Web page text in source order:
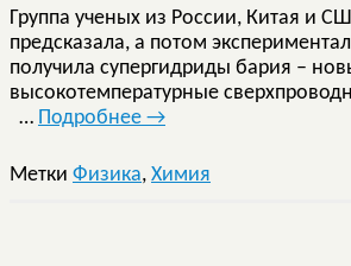
Группа ученых из России, Китая и
предсказала, а потом
получила супергидриды бария –
высокотемпературные
… Подробнее →
Метки Физика, Химия